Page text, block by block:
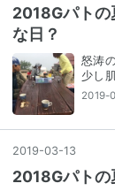
2018Gパト
な日？
怒涛
少し
2019-
2019-03-13
2018Gパト